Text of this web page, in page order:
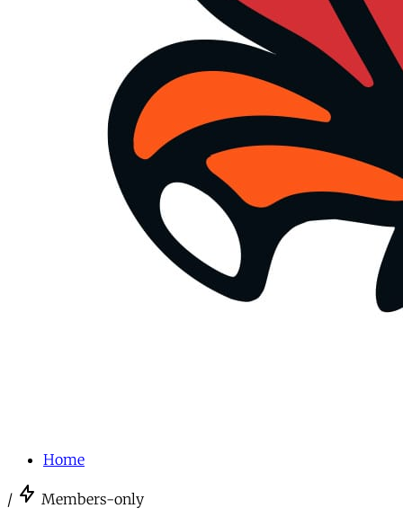
Home
/ Members-only